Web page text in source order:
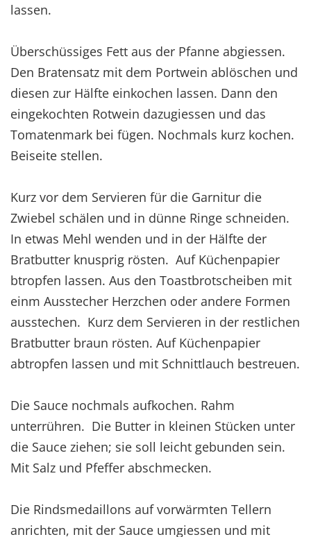
lassen.
Überschüssiges Fett aus der Pfanne abgiessen.
Den Bratensatz mit dem Portwein ablöschen und
diesen zur Hälfte einkochen lassen. Dann den
eingekochten Rotwein dazugiessen und das
Tomatenmark bei fügen. Nochmals kurz kochen.
Beiseite stellen.
Kurz vor dem Servieren für die Garnitur die
Zwiebel schälen und in dünne Ringe schneiden.
In etwas Mehl wenden und in der Hälfte der
Bratbutter knusprig rösten. Auf Küchenpapier
btropfen lassen. Aus den Toastbrotscheiben mit
einm Ausstecher Herzchen oder andere Formen
ausstechen. Kurz dem Servieren in der restlichen
Bratbutter braun rösten. Auf Küchenpapier
abtropfen lassen und mit Schnittlauch bestreuen.
Die Sauce nochmals aufkochen. Rahm
unterrühren. Die Butter in kleinen Stücken unter
die Sauce ziehen; sie soll leicht gebunden sein.
Mit Salz und Pfeffer abschmecken.
Die Rindsmedaillons auf vorwärmten Tellern
anrichten, mit der Sauce umgiessen und mit